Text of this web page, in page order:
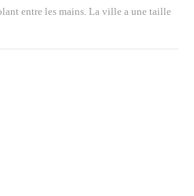
entre les mains. La ville a une taille